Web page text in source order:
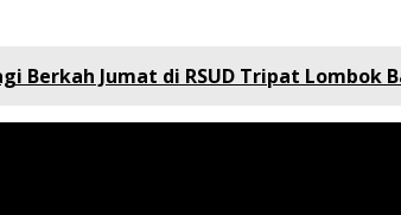
Berkah Jumat di RSUD Tripat Lombok